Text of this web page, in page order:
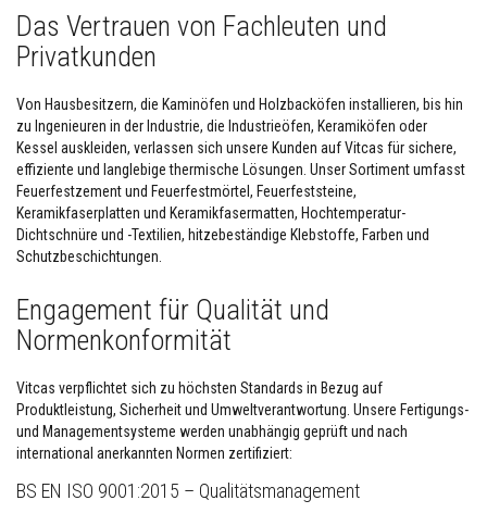
i
t
t
H
t
z
e
b
e
s
t
ä
i
g
e
P
u
t
z
s
s
Das Vertrauen von Fachleuten und
Privatkunden
Von Hausbesitzern, die Kaminöfen und Holzbacköfen installieren, bis hin
zu Ingenieuren in der Industrie, die Industrieöfen, Keramiköfen oder
Kessel auskleiden, verlassen sich unsere Kunden auf Vitcas für sichere,
effiziente und langlebige thermische Lösungen. Unser Sortiment umfasst
Feuerfestzement und Feuerfestmörtel, Feuerfeststeine,
Keramikfaserplatten und Keramikfasermatten, Hochtemperatur-
Dichtschnüre und -Textilien, hitzebeständige Klebstoffe, Farben und
Schutzbeschichtungen.
Engagement für Qualität und
Normenkonformität
Vitcas verpflichtet sich zu höchsten Standards in Bezug auf
Produktleistung, Sicherheit und Umweltverantwortung. Unsere Fertigungs-
und Managementsysteme werden unabhängig geprüft und nach
international anerkannten Normen zertifiziert:
BS EN ISO 9001:2015 – Qualitätsmanagement